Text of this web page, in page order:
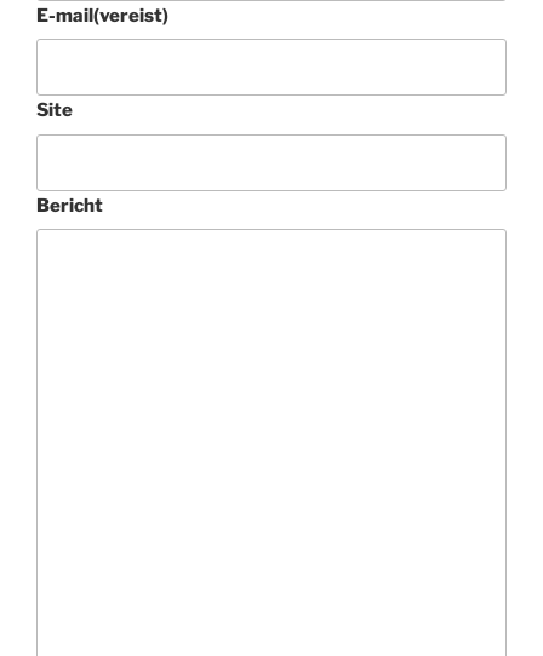
E-mail(vereist)
Site
Bericht